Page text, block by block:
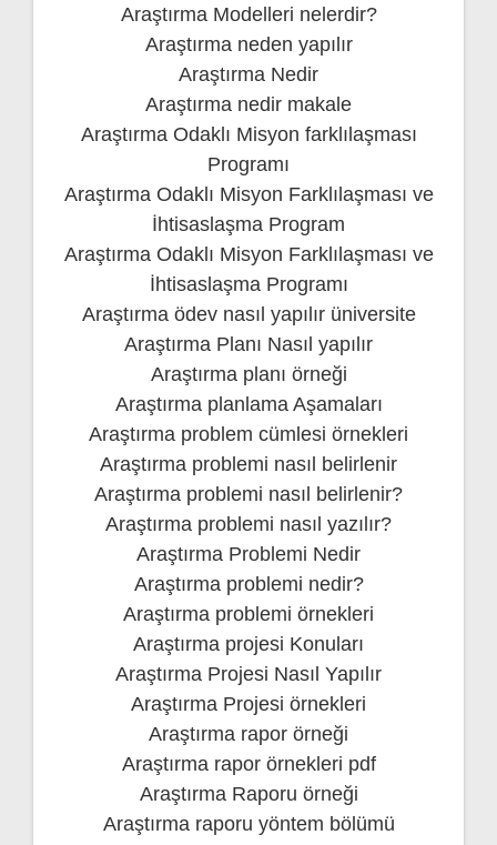
Araştırma Modelleri nelerdir?
Araştırma neden yapılır
Araştırma Nedir
Araştırma nedir makale
Araştırma Odaklı Misyon farklılaşması
Programı
Araştırma Odaklı Misyon Farklılaşması ve
İhtisaslaşma Program
Araştırma Odaklı Misyon Farklılaşması ve
İhtisaslaşma Programı
Araştırma ödev nasıl yapılır üniversite
Araştırma Planı Nasıl yapılır
Araştırma planı örneği
Araştırma planlama Aşamaları
Araştırma problem cümlesi örnekleri
Araştırma problemi nasıl belirlenir
Araştırma problemi nasıl belirlenir?
Araştırma problemi nasıl yazılır?
Araştırma Problemi Nedir
Araştırma problemi nedir?
Araştırma problemi örnekleri
Araştırma projesi Konuları
Araştırma Projesi Nasıl Yapılır
Araştırma Projesi örnekleri
Araştırma rapor örneği
Araştırma rapor örnekleri pdf
Araştırma Raporu örneği
Araştırma raporu yöntem bölümü